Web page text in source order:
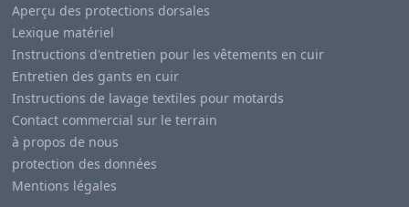
Aperçu des protections dorsales
Lexique matériel
Instructions d'entretien pour les vêtements en cuir
Entretien des gants en cuir
Instructions de lavage textiles pour motards
Contact commercial sur le terrain
à propos de nous
protection des données
Mentions légales